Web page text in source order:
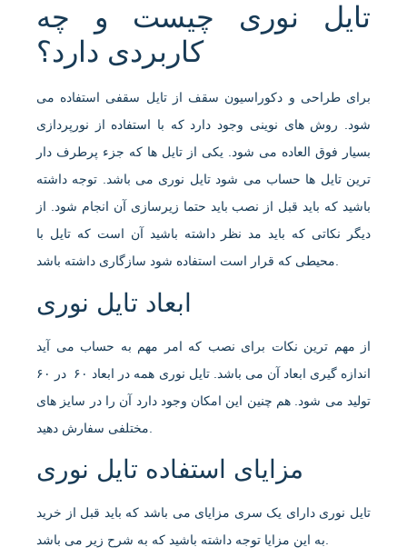
تایل نوری چیست و چه
کاربردی دارد؟
برای طراحی و دکوراسیون سقف از تایل سقفی استفاده می
شود. روش های نوینی وجود دارد که با استفاده از نورپردازی
بسیار فوق العاده می شود. یکی از تایل ها که جزء پرطرف دار
ترین تایل ها حساب می شود تایل نوری می باشد. توجه داشته
باشید که باید قبل از نصب باید حتما زیرسازی آن انجام شود. از
دیگر نکاتی که باید مد نظر داشته باشید آن است که تایل با
محیطی که قرار است استفاده شود سازگاری داشته باشد.
ابعاد تایل نوری
از مهم ترین نکات برای نصب که امر مهم به حساب می آید
اندازه گیری ابعاد آن می باشد. تایل نوری همه در ابعاد ۶۰ در ۶۰
تولید می شود. هم چنین این امکان وجود دارد آن را در سایز های
مزایای استفاده تایل نوری
تایل نوری دارای یک سری مزایای می باشد که باید قبل از خرید